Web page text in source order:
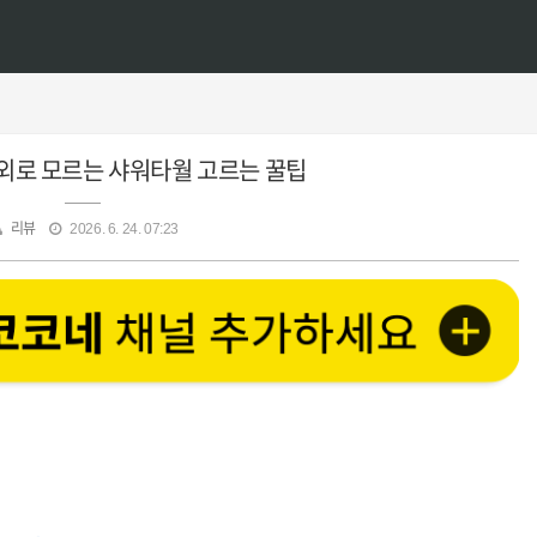
로 모르는 샤워타월 고르는 꿀팁
리뷰 2026. 6. 24. 07:23